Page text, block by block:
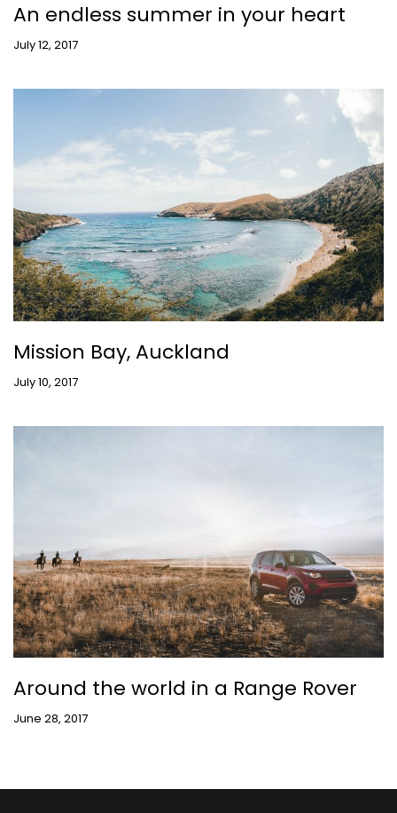
An endless summer in your heart
July 12, 2017
Mission Bay, Auckland
July 10, 2017
Around the world in a Range Rover
June 28, 2017